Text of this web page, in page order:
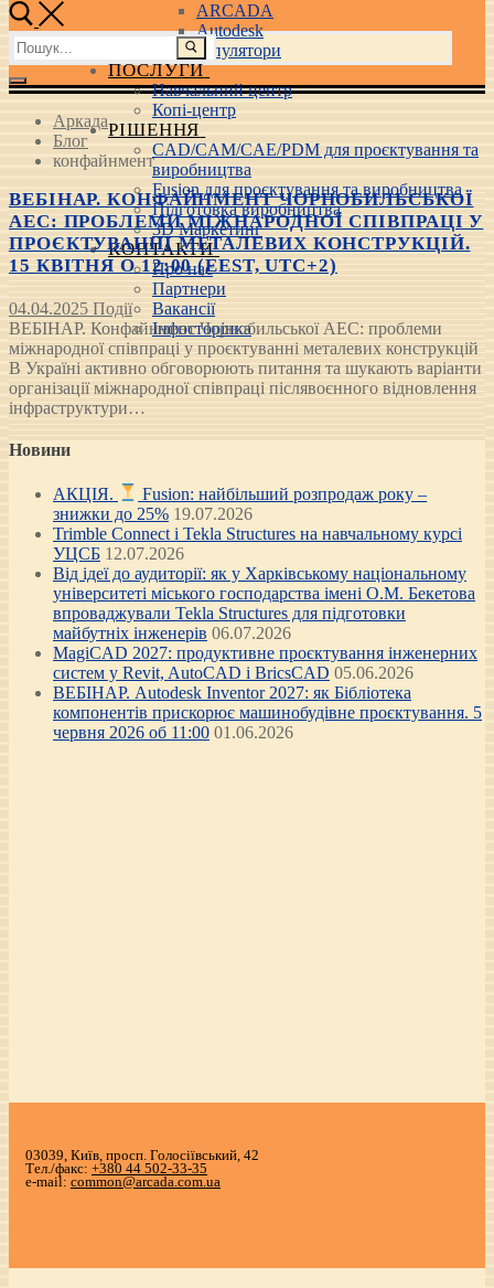
ARCADA
Autodesk
3D маніпулятори
ПОСЛУГИ
Навчальний центр
Копі-центр
РІШЕННЯ
CAD/CAM/CAE/PDM для проєктування та
виробництва
Fusion для проєктування та виробництва
Підготовка виробництва
3D Маркетинг
КОНТАКТИ
Про нас
Партнери
Вакансії
Інфосторінка
Пошук:
Аркада
Блог
конфайнмент
ВЕБІНАР. КОНФАЙНМЕНТ ЧОРНОБИЛЬСЬКОЇ
АЕС: ПРОБЛЕМИ МІЖНАРОДНОЇ СПІВПРАЦІ У
ПРОЄКТУВАННІ МЕТАЛЕВИХ КОНСТРУКЦІЙ.
15 КВІТНЯ О 12:00 (EEST, UTC+2)
04.04.2025 Події
ВЕБІНАР. Конфайнмент Чорнобильської АЕС: проблеми
міжнародної співпраці у проєктуванні металевих конструкцій
В Україні активно обговорюють питання та шукають варіанти
організації міжнародної співпраці післявоєнного відновлення
інфраструктури…
Новини
АКЦІЯ.
Fusion: найбільший розпродаж року –
знижки до 25% 19.07.2026
Trimble Connect і Tekla Structures на навчальному курсі
УЦСБ 12.07.2026
Від ідеї до аудиторії: як у Харківському національному
університеті міського господарства імені О.М. Бекетова
впроваджували Tekla Structures для підготовки
майбутніх інженерів 06.07.2026
MagiCAD 2027: продуктивне проєктування інженерних
систем у Revit, AutoCAD і BricsCAD 05.06.2026
ВЕБІНАР. Autodesk Inventor 2027: як Бібліотека
компонентів прискорює машинобудівне проєктування. 5
червня 2026 об 11:00 01.06.2026
03039, Київ, просп. Голосіївський, 42
Тел./факс: +380 44 502-33-35
e-mail: common@arcada.com.ua